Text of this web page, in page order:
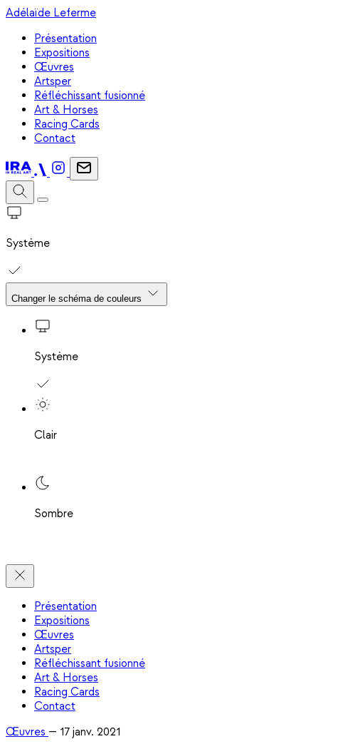
Adélaïde Leferme
Présentation
Expositions
Œuvres
Artsper
Réfléchissant fusionné
Art & Horses
Racing Cards
Contact
Système
Changer le schéma de couleurs
Système
Clair
Sombre
Présentation
Expositions
Œuvres
Artsper
Réfléchissant fusionné
Art & Horses
Racing Cards
Contact
Œuvres — 17 janv. 2021